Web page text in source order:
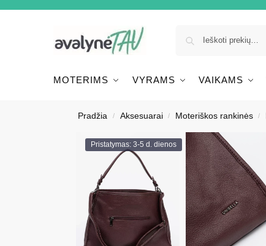
MOTERIMS VYRAMS VAIKAMS
Pradžia / Aksesuarai / Moteriškos rankinės /
Pristatymas: 3-5 d. dienos